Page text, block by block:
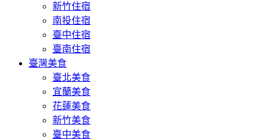
新竹住宿
南投住宿
臺中住宿
臺南住宿
臺灣美食
臺北美食
宜蘭美食
花蓮美食
新竹美食
臺中美食